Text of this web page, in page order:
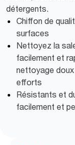
détergents.
Chiffon de
surfaces
Nettoyez la
facilement et
nettoyage
efforts
Résistants et
facilement et